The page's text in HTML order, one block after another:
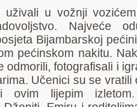
uživali u vožnji
Najveće
Bijambarskoj
pećinskom nakitu.
odmorili, fotografisali i
Učenici su se vratili
ovim lijepim